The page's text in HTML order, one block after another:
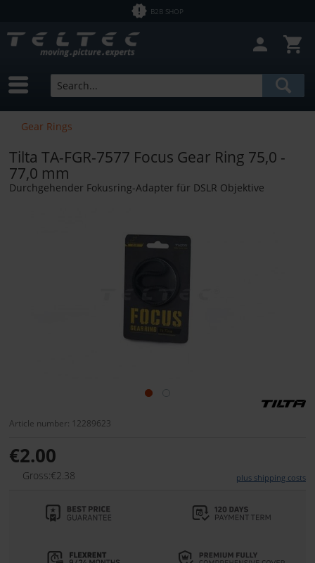
B2B SHOP
Gear Rings
Tilta TA-FGR-7577 Focus Gear Ring 75,0 -
77,0 mm
Durchgehender Fokusring-Adapter für DSLR Objektive
Article number: 12289623
€2.00
Gross:€2.38 plus shipping costs